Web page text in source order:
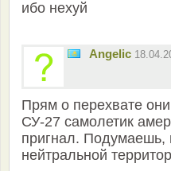
ибо нехуй
Angelic
Прям о перехвате
СУ-27 самолетик
пригнал. Подумаешь,
нейтральной